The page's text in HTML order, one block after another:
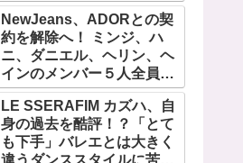
リーナで開催決定！ コンセ
プトは“愛のカケラ”！？ 14
日には新アルバム
『AMORTAGE』もリリー
ス
NewJeans、ADORとの契
約を解除へ！ ミンジ、ハ
ニ、ダニエル、ヘリン、ヘ
インのメンバー５人全員で
緊急記者会見！
「NewJeans never
dies!」と微笑みの宣言！
ADOR側、2029年まで契約
LE SSERAFIM カズハ、自
身の過去を酷評！？「とて
も下手」バレエとは大きく
違うダンススタイルに苦